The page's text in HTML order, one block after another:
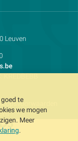
Leuven
te
we mogen
Meer
.